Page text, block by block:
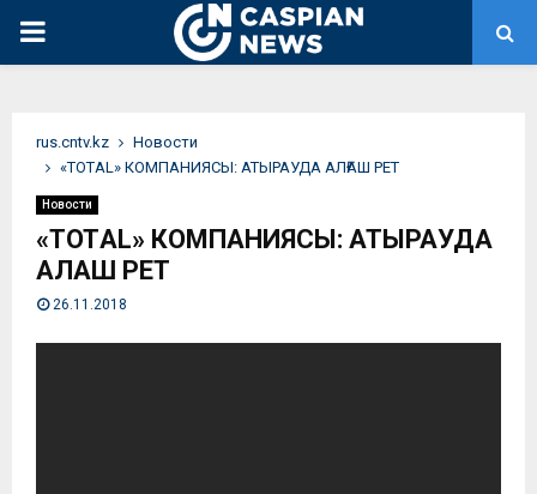
PRIMARY
rus.cntv.kz
Новости
«ТОТAL» КОМПАНИЯСЫ: АТЫРАУДА АЛҒАШ РЕТ
Новости
«ТОТAL» КОМПАНИЯСЫ: АТЫРАУДА
АЛҒАШ РЕТ
26.11.2018